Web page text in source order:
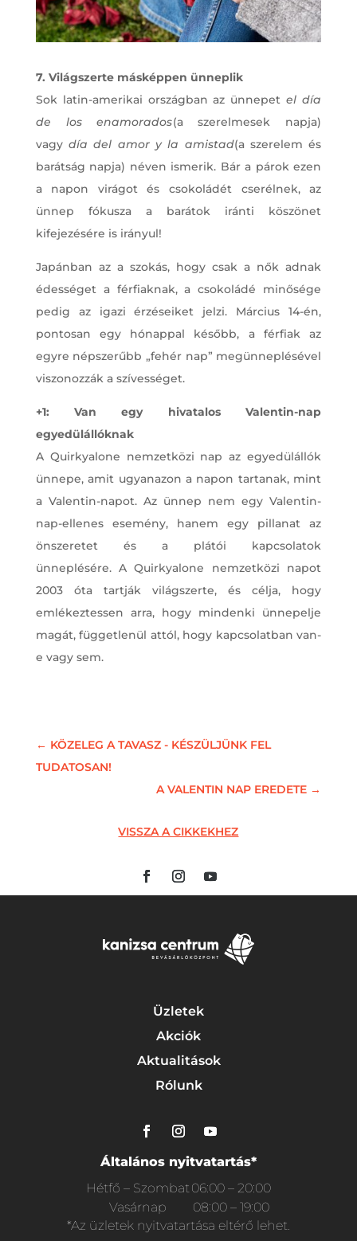
7. Világszerte másképpen ünneplik
Sok latin-amerikai országban az ünnepetel día
de los enamorados(a szerelmesek napja)
vagydía del amor y la amistad(a szerelem és
barátság napja) néven ismerik. Bár a párok ezen
a napon virágot és csokoládét cserélnek, az
ünnep fókusza a barátok iránti köszönet
kifejezésére is irányul!
Japánban az a szokás, hogy csak a nők adnak
édességet a férfiaknak, a csokoládé minősége
pedig az igazi érzéseiket jelzi. Március 14-én,
pontosan egy hónappal később, a férfiak az
egyre népszerűbb „fehér nap” megünneplésével
viszonozzák a szívességet.
+1: Van egy hivatalos Valentin-nap
egyedülállóknak
A Quirkyalone nemzetközi nap az egyedülállók
ünnepe, amit ugyanazon a napon tartanak, mint
a Valentin-napot. Az ünnep nem egy Valentin-
nap-ellenes esemény, hanem egy pillanat az
önszeretet és a plátói kapcsolatok
ünneplésére. A Quirkyalone nemzetközi napot
2003 óta tartják világszerte, és célja, hogy
emlékeztessen arra, hogy mindenki ünnepelje
magát, függetlenül attól, hogy kapcsolatban van-
e vagy sem.
← KÖZELEG A TAVASZ - KÉSZÜLJÜNK FEL
TUDATOSAN!
A VALENTIN NAP EREDETE →
VISSZA A CIKKEKHEZ
Üzletek
Akciók
Aktualitások
Rólunk
Általános nyitvatartás*
Hétfő – Szombat 06:00 – 20:00
Vasárnap
08:00 – 19:00
*Az üzletek nyitvatartása eltérő lehet.